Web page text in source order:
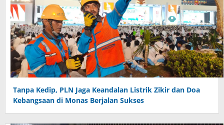
Tanpa Kedip, PLN Jaga Keandalan Listrik Zikir dan Doa
Kebangsaan di Monas Berjalan Sukses